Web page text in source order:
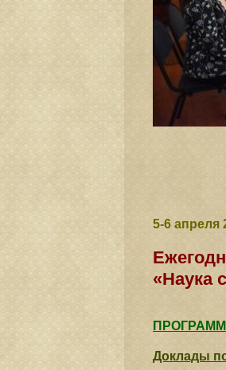
5-6 апреля
«Наука
Доклады